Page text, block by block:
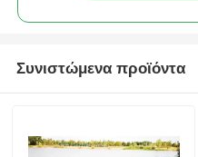
Συνιστώμενα προϊόντα